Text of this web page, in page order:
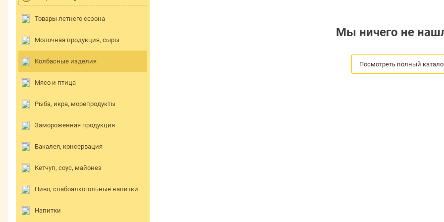
Товары летнего сезона
Молочная продукция, сыры
Колбасные изделия
Мясо и птица
Рыба, икра, морепродукты
Замороженная продукция
Бакалея, консервация
Кетчуп, соус, майонез
Пиво, слабоалкогольные напитки
Напитки
Мы ничего не
Посмотреть полный